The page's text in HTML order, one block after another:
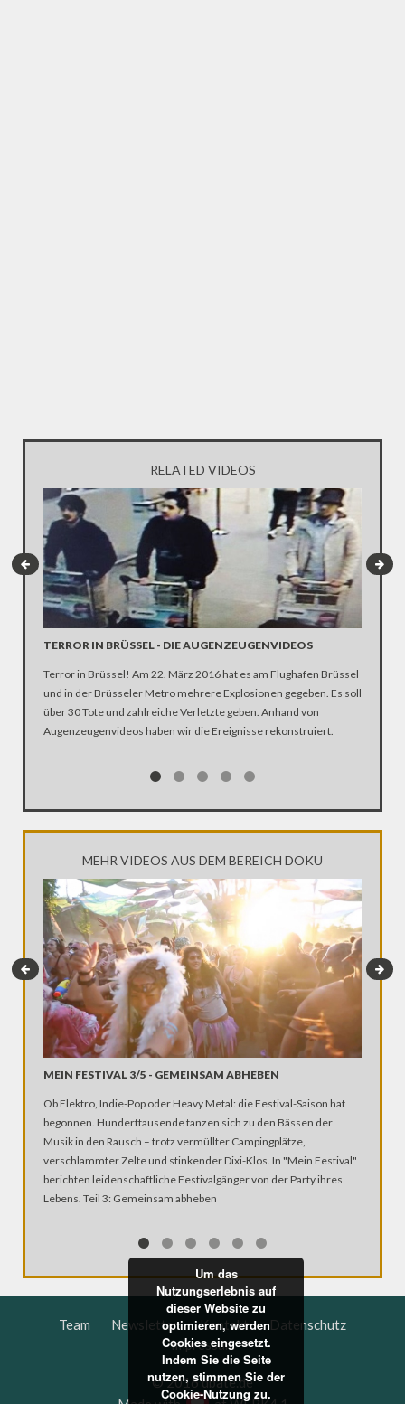
RELATED VIDEOS
TERROR IN BRÜSSEL - DIE AUGENZEUGENVIDEOS
Terror in Brüssel! Am 22. März 2016 hat es am Flughafen Brüssel
und in der Brüsseler Metro mehrere Explosionen gegeben. Es soll
über 30 Tote und zahlreiche Verletzte geben. Anhand von
Augenzeugenvideos haben wir die Ereignisse rekonstruiert.
MEHR VIDEOS AUS DEM BEREICH DOKU
MEIN FESTIVAL 3/5 - GEMEINSAM ABHEBEN
Ob Elektro, Indie-Pop oder Heavy Metal: die Festival-Saison hat
begonnen. Hunderttausende tanzen sich zu den Bässen der
Musik in den Rausch – trotz vermüllter Campingplätze,
verschlammter Zelte und stinkender Dixi-Klos. In "Mein Festival"
berichten leidenschaftliche Festivalgänger von der Party ihres
Lebens. Teil 3: Gemeinsam abheben
Team Newsletter Kontakt
Datenschutz
Impressum
© 2016 dbate.de
Um das
Nutzungserlebnis auf
dieser Website zu
optimieren, werden
Cookies eingesetzt.
Indem Sie die Seite
nutzen, stimmen Sie der
Cookie-Nutzung zu.